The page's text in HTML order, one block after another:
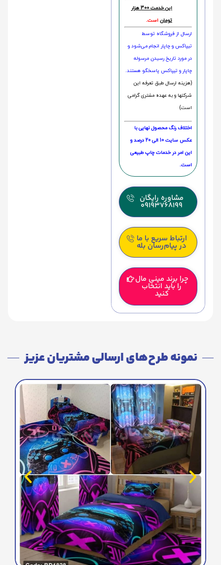
این خدمت 300 هزار
تومان است.
ارسال از فروشگاه توسط
تیپاکس و چاپار انجام می‌شود و
در مورد تاریخ رسیدن مرسوله
چاپار و تیپاکس پاسخگو هستند.
(هزینه ارسال طبق تعرفه این
شرکتها و به عهده مشتری گرامی
است)
اختلاف رنگ محصول نهایی با
عکس سایت 10 الی 20 درصد و
این امر در خدمات چاپ طبیعی
است.
مشاوره رایگان
09193768199
ارتباط سریع با ما
در پیام‌رسان بله
چرا برند مینی مال
را باید انتخاب
کنید
نمونه طرح‌های ارسالی مشتریان عزیز